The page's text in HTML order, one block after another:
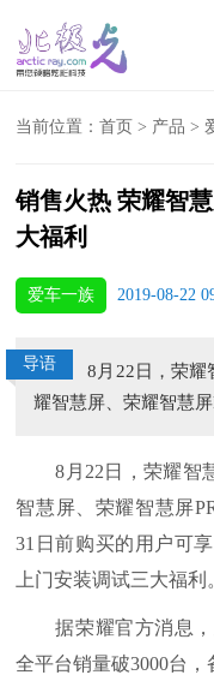
当前位置：首页 > 产品 >
销售火热 荣耀智
大福利
爱车一族 2019-08-22
导语
8月22日，荣耀
耀智慧屏、荣耀智慧屏
8月22日，荣耀智慧
智慧屏、荣耀智慧屏
31日前购买的用户可
上门安装调试三大福利
据荣耀官方消息，
全平台销量破3000台，